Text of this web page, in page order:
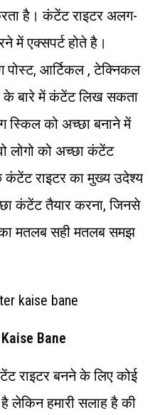
है। कंटेंट राइटर अलग-
में एक्सपर्ट होते है।
पोस्ट, आर्टिकल , टेक्निकल
के बारे में कंटेंट लिख सकता
स्किल को अच्छा बनाने में
लोगो को अच्छा कंटेंट
राइटर का मुख्य उदेश्य
कंटेंट तैयार करना, जिनसे
मतलब सही मतलब समझ
Bane
राइटर बनने के लिए कोई
लेकिन हमारी सलाह है की